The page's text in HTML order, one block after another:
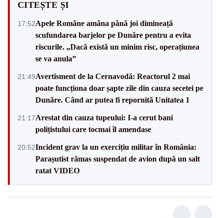
CITEȘTE ȘI
17:52Apele Române amâna până joi dimineață
scufundarea barjelor pe Dunăre pentru a evita
riscurile. „Dacă există un minim risc, operațiunea
se va anula”
21:49Avertisment de la Cernavodă: Reactorul 2 mai
poate funcționa doar șapte zile din cauza secetei pe
Dunăre. Când ar putea fi repornită Unitatea 1
21:17Arestat din cauza tupeului: I-a cerut bani
polițistului care tocmai îl amendase
20:52Incident grav la un exercițiu militar în România:
Parașutist rămas suspendat de avion după un salt
ratat VIDEO